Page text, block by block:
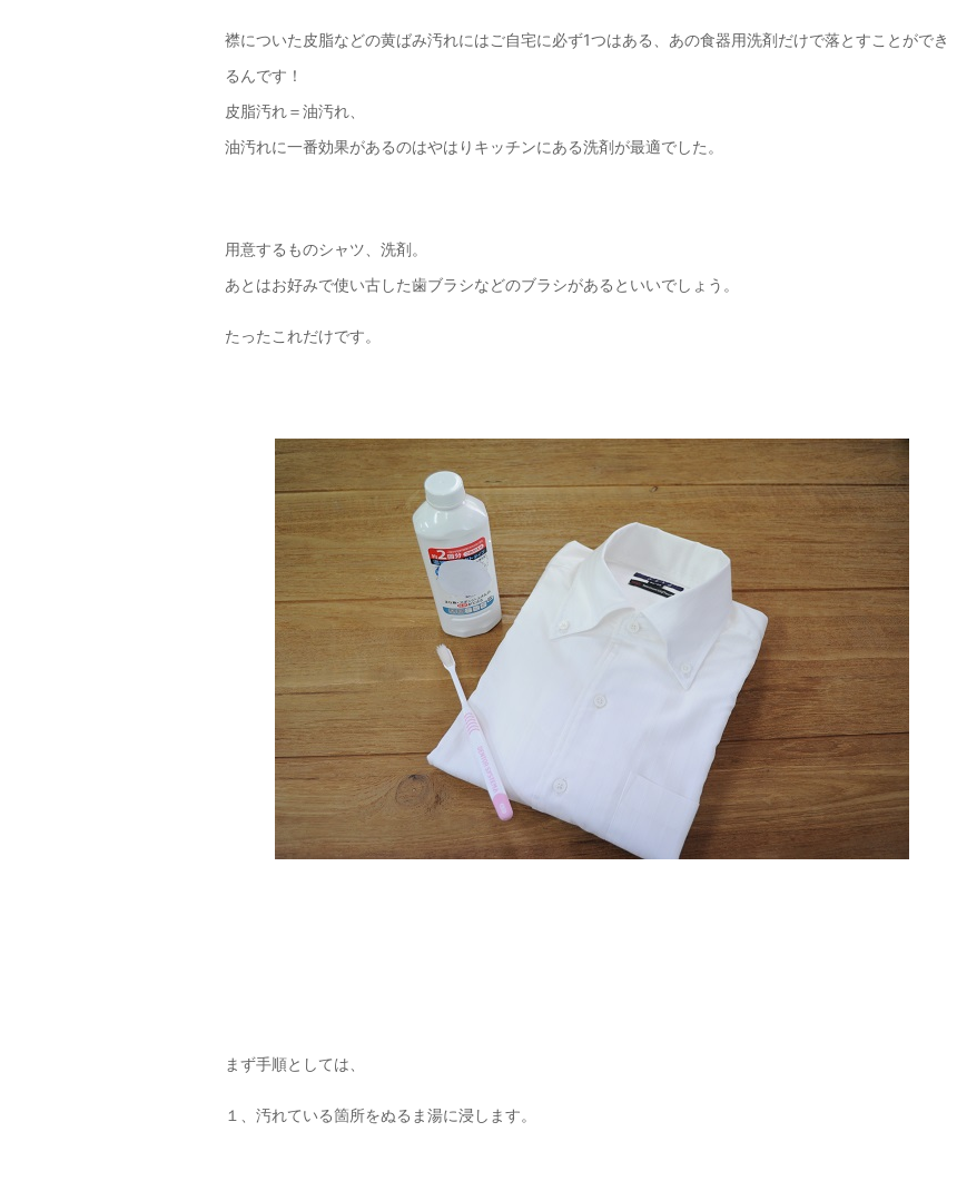
襟についた皮脂などの黄ばみ汚れにはご自宅に必ず1つはある、あの食器用洗剤だけで落とすことができ
るんです！
皮脂汚れ＝油汚れ、
油汚れに一番効果があるのはやはりキッチンにある洗剤が最適でした。
用意するものシャツ、洗剤。
あとはお好みで使い古した歯ブラシなどのブラシがあるといいでしょう。
たったこれだけです。
まず手順としては、
１、汚れている箇所をぬるま湯に浸します。